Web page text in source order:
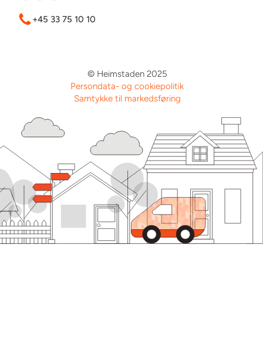
+45 33 75 10 10
© Heimstaden 2025
Persondata- og cookiepolitik
Samtykke til markedsføring